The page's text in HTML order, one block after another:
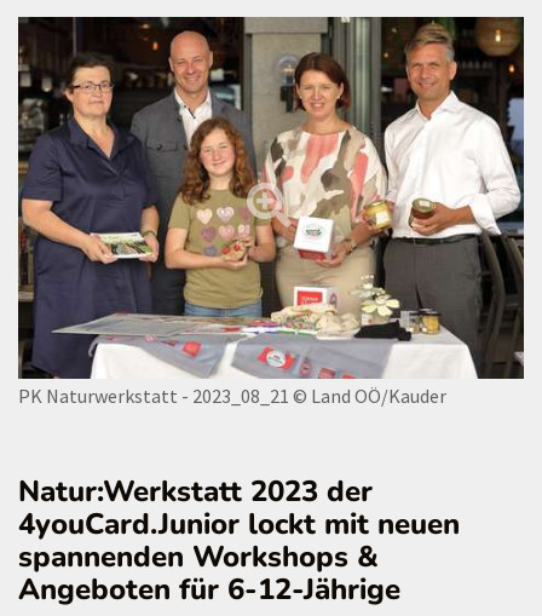
PK Naturwerkstatt - 2023_08_21 © Land OÖ/Kauder
Natur:Werkstatt 2023 der
4youCard.Junior lockt mit neuen
spannenden Workshops &
Angeboten für 6-12-Jährige